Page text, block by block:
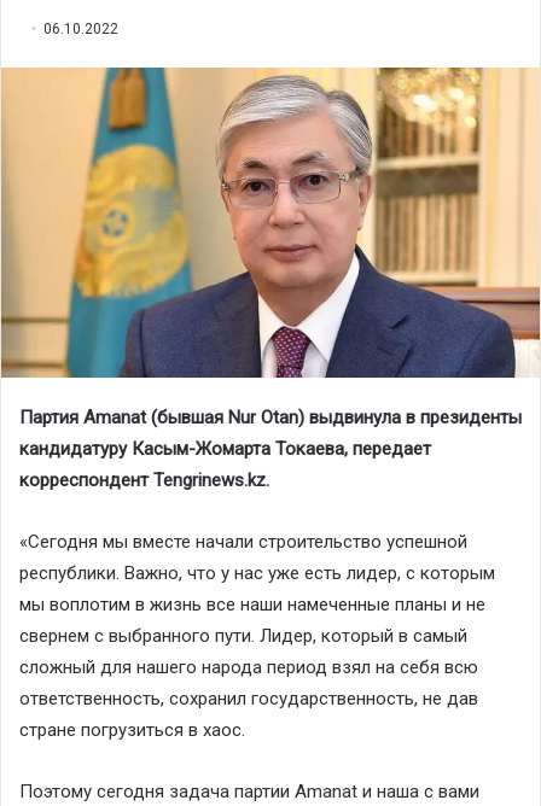
06.10.2022
Партия Amanat (бывшая Nur Otan) выдвинула в президенты
кандидатуру Касым-Жомарта Токаева, передает
корреспондентTengrinews.kz.
«Сегодня мы вместе начали строительство успешной
республики. Важно, что у нас уже есть лидер, с которым
мы воплотим в жизнь все наши намеченные планы и не
свернем с выбранного пути. Лидер, который в самый
сложный для нашего народа период взял на себя всю
ответственность, сохранил государственность, не дав
стране погрузиться в хаос.
Поэтому сегодня задача партии Amanat и наша с вами